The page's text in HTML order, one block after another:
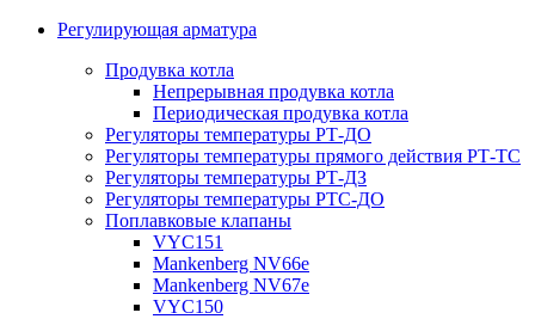
Регулирующая арматура
Продувка котла
Непрерывная продувка котла
Периодическая продувка котла
Регуляторы температуры РТ-ДО
Регуляторы температуры прямого действия РТ-ТС
Регуляторы температуры РТ-ДЗ
Регуляторы температуры РТС-ДО
Поплавковые клапаны
VYC151
Mankenberg NV66e
Mankenberg NV67e
VYC150